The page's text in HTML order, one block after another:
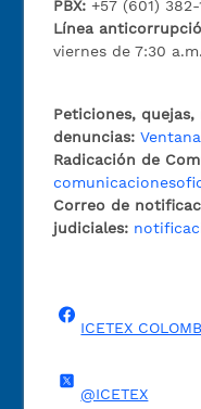
PBX:+57 (601) 382-
Línea
viernes de 7:30
Peticiones,
denuncias:
Radicación de
Correo de
judiciales:
ICETEX
@ICETEX